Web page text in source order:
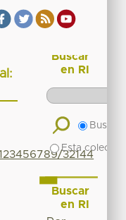
32144
Buscar
en RI
Buscar
Esta
Buscar
en RI